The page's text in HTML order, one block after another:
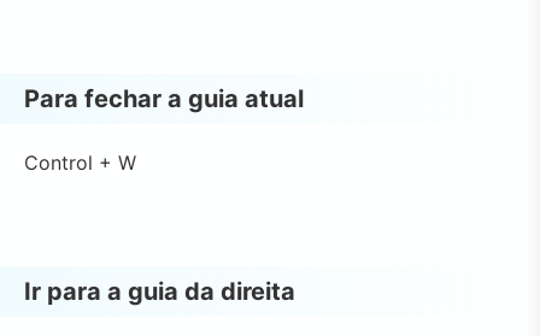
Para fechar a guia atual
Control + W
Ir para a guia da direita